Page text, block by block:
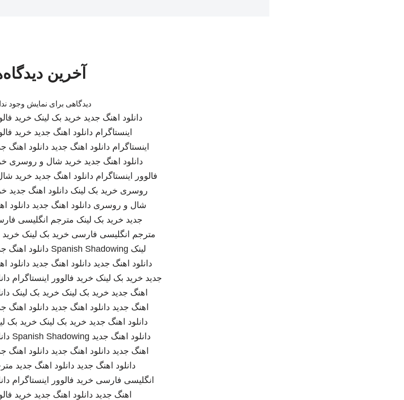
آخرین
دیدگاهی برای نمایش وجود
دانلود اهنگ جدید خرید بک لینک خرید
اینستاگرام دانلود اهنگ جدید خرید
اینستاگرام دانلود اهنگ جدید دانلود اهنگ
دانلود اهنگ جدید خرید شال و روسری
فالوور اینستاگرام دانلود اهنگ جدید خرید
روسری خرید بک لینک دانلود اهنگ جدید
شال و روسری دانلود اهنگ جدید دانلود
جدید خرید بک لینک مترجم انگلیسی
مترجم انگلیسی فارسی خرید بک لینک
لینک Spanish Shadowing دانلود اهنگ
دانلود اهنگ جدید دانلود اهنگ جدید دانلود
جدید خرید بک لینک خرید فالوور اینستاگرام
اهنگ جدید خرید بک لینک خرید بک لینک
اهنگ جدید دانلود اهنگ جدید دانلود اهنگ
دانلود اهنگ جدید خرید بک لینک خرید بک
دانلود اهنگ جدید Spanish Shadowing
اهنگ جدید دانلود اهنگ جدید دانلود اهنگ
دانلود اهنگ جدید دانلود اهنگ جدید
انگلیسی فارسی خرید فالوور اینستاگرام
اهنگ جدید دانلود اهنگ جدید خرید